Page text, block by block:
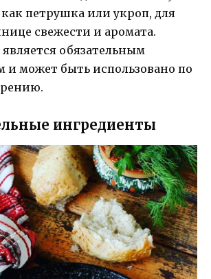
петрушка или укроп, для
свежести и аромата.
обязательным
и может быть использовано по
ингредиенты